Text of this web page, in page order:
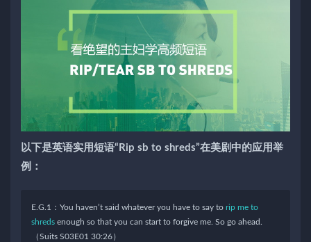
以下是英语实用短语“Rip sb to shreds”在美剧中的应用举
例：
E.G.1：You haven’t said whatever you have to say to rip me to
shreds enough so that you can start to forgive me. So go ahead.
（Suits S03E01 30:26）